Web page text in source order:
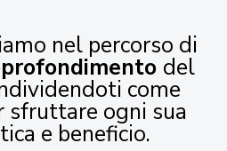
nel percorso di
del
come
sfruttare ogni sua
e beneficio.